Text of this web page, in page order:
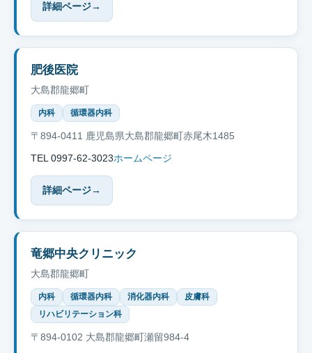
詳細ページ→
肥後医院
大島郡龍郷町
内科 循環器内科
〒894-0411 鹿児島県大島郡龍郷町赤尾木1485
TEL 0997-62-3023ホームページ
詳細ページ→
竜郷中央クリニック
大島郡龍郷町
内科 循環器内科 消化器内科
皮膚科
リハビリテーション科
〒894-0102 大島郡龍郷町瀬留984-4